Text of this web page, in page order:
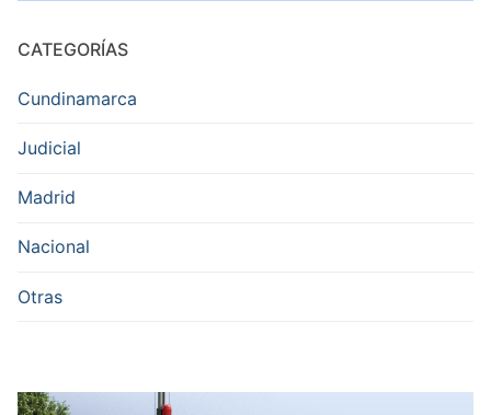
CATEGORÍAS
Cundinamarca
Judicial
Madrid
Nacional
Otras